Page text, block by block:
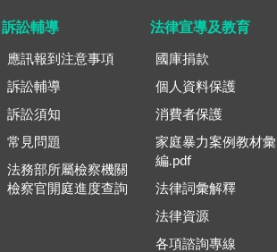
訴訟輔導
應訊報到注意事項
訴訟輔導
訴訟須知
常見問題
法務部所屬檢察機關
檢察官開庭進度查詢
法律宣導及教育
國庫捐款
個人資料保護
消費者保護
家庭暴力案例教材彙
編.pdf
法律詞彙解釋
法律資源
各項諮詢專線